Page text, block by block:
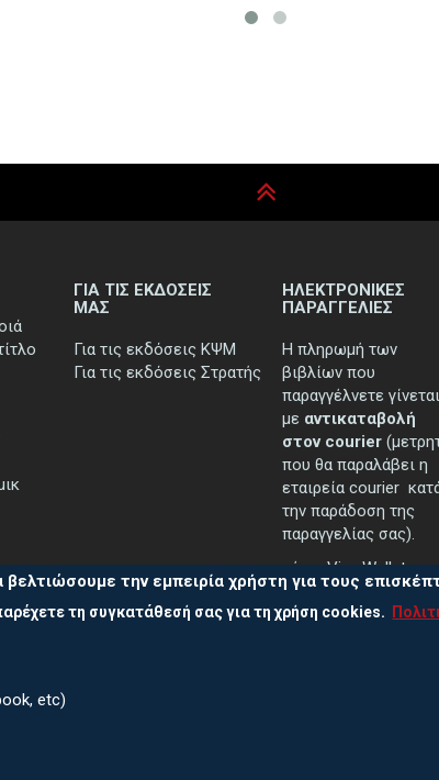
ΓΙΑ ΤΙΣ ΕΚΔΟΣΕΙΣ
ΜΑΣ
Για τις εκδόσεις ΚΨΜ
Για τις εκδόσεις Στρατής
ΗΛΕΚΤΡΟΝΙΚΕΣ
ΠΑΡΑΓΓΕΛΙΕΣ
Η πληρωμή των
βιβλίων που
παραγγέλνετε γίνεται
με αντικαταβολή
στον courier
που θα παραλάβει η
εταιρεία courier
την παράδοση της
παραγγελίας σας).
μέσω Viva Wallet.
..περισσότερα
την εμπειρία χρήστη για τους
τη συγκατάθεσή σας για τη χρήση cookies.
etc)